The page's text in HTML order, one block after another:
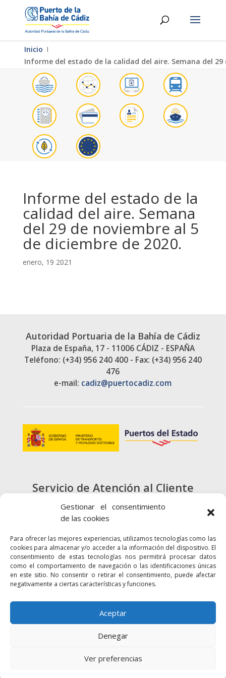
Gestionar el consentimiento
de las cookies
Para ofrecer las mejores experiencias, utilizamos tecnologías como las
cookies para almacenar y/o acceder a la información del dispositivo. El
consentimiento de estas tecnologías nos permitirá procesar datos
como el comportamiento de navegación o las identificaciones únicas
en este sitio. No consentir o retirar el consentimiento, puede afectar
negativamente a ciertas características y funciones.
Aceptar
Denegar
Ver preferencias
Inicio Ι
Informe del estado de la calidad del aire. Semana del
Informe del estado de la
calidad del aire. Semana
del 29 de noviembre al 5
de diciembre de 2020.
enero, 19 2021
Autoridad Portuaria de la Bahía de Cádiz
Plaza de España, 17 - 11006 CÁDIZ - ESPAÑA
Teléfono: (+34) 956 240 400 - Fax: (+34) 956 240
476
e-mail: cadiz@puertocadiz.com
Servicio de Atención al Cliente
900 720 415
CONTACTO
Enlaces Accesibilidad Mapa Web
Política de cookies
Aviso legal